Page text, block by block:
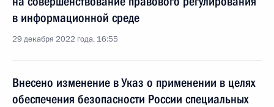
в информационной среде
29 декабря 2022 года, 16:55
Внесено изменение в Указ о применении в целях
обеспечения безопасности России специальных